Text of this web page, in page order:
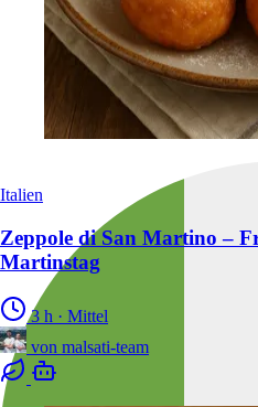
Italien
Zeppole di San Martino –
Martinstag
3 h · Mittel
von malsati-team